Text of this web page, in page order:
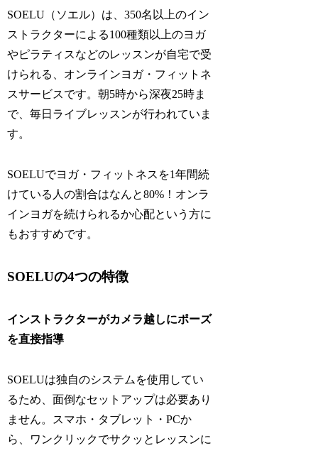
SOELU（ソエル）は、350名以上のイン
ストラクターによる100種類以上のヨガ
やピラティスなどのレッスンが自宅で受
けられる、オンラインヨガ・フィットネ
スサービスです。朝5時から深夜25時ま
で、毎日ライブレッスンが行われていま
す。
SOELUでヨガ・フィットネスを1年間続
けている人の割合はなんと80%！オンラ
インヨガを続けられるか心配という方に
もおすすめです。
SOELUの4つの特徴
インストラクターがカメラ越しにポーズ
を直接指導
SOELUは独自のシステムを使用してい
るため、面倒なセットアップは必要あり
ません。スマホ・タブレット・PCか
ら、ワンクリックでサクッとレッスンに